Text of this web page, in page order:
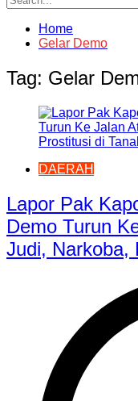
Home
Gelar Demo
Tag: Gelar
DAERAH
Lapor Pak
Demo Turun
Judi, Narkoba,